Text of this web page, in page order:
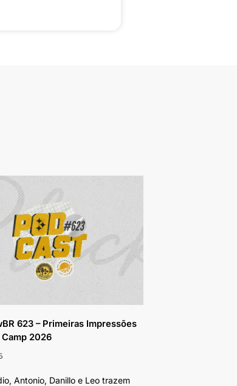
623 – Primeiras Impressões
2026
Antonio, Danillo e Leo trazem